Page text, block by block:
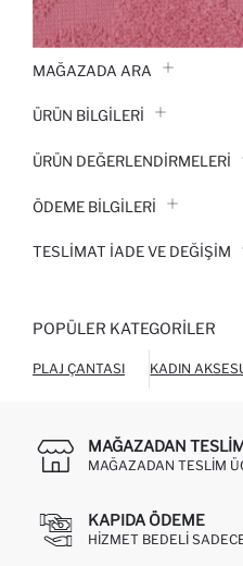
MAĞAZADA ARA
ÜRÜN BILGILERI
ÜRÜN DEĞERLENDİRMELERİ
ÖDEME BİLGİLERİ
TESLIMAT İADE VE DEĞIŞIM
POPÜLER KATEGORILER
PLAJ ÇANTASI KADIN
MAĞAZADAN
MAĞAZADAN TESLIM
KAPIDA ÖDEME
HIZMET BEDELI